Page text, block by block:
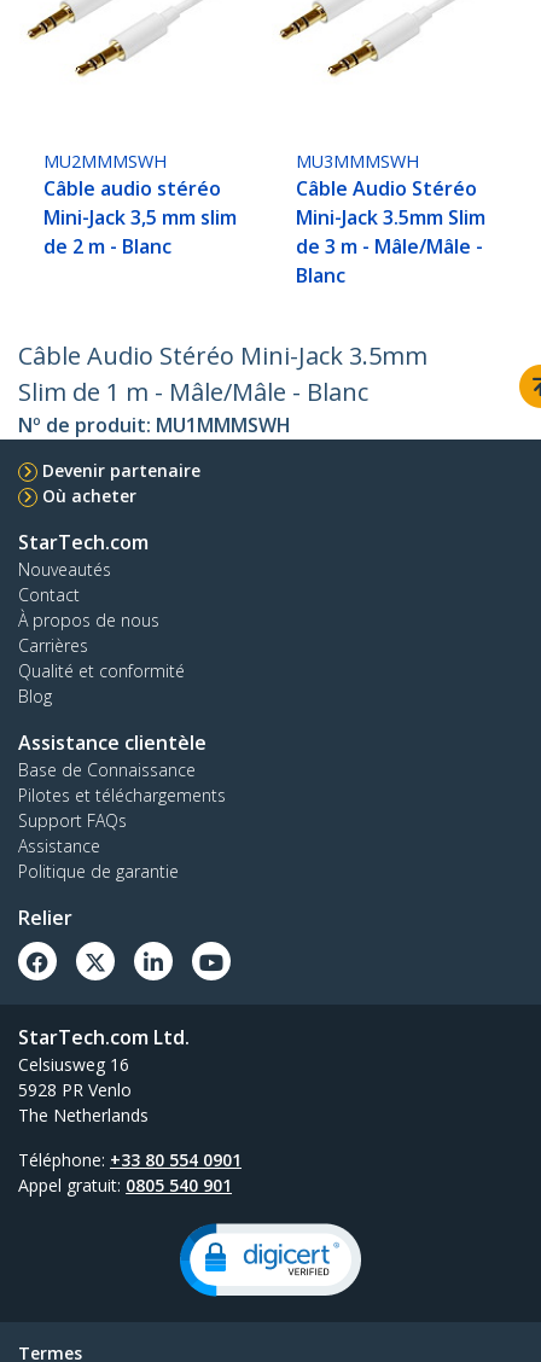
MU2MMMSWH
Câble audio stéréo
Mini-Jack 3,5 mm slim
de 2 m - Blanc
MU3MMMSWH
Câble Audio Stéréo
Mini-Jack 3.5mm Slim
de 3 m - Mâle/Mâle -
Blanc
Câble Audio Stéréo Mini-Jack 3.5mm
Slim de 1 m - Mâle/Mâle - Blanc
Nº de produit: MU1MMMSWH
Devenir partenaire
Où acheter
StarTech.com
Nouveautés
Contact
À propos de nous
Carrières
Qualité et conformité
Blog
Assistance clientèle
Base de Connaissance
Pilotes et téléchargements
Support FAQs
Assistance
Politique de garantie
Relier
StarTech.com Ltd.
Celsiusweg 16
5928 PR Venlo
The Netherlands
Téléphone: +33 80 554 0901
Appel gratuit: 0805 540 901
Termes